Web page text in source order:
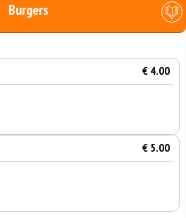
Burgers
€ 4.00
€ 5.00